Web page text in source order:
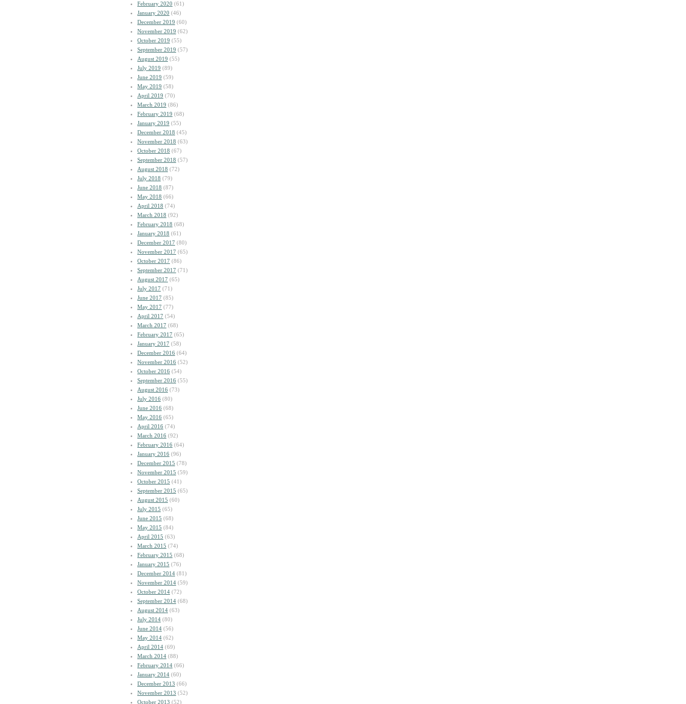
February 2020 (61)
January 2020 (46)
December 2019 (60)
November 2019 (62)
October 2019 (55)
September 2019 (57)
August 2019 (55)
July 2019 (89)
June 2019 (59)
May 2019 (58)
April 2019 (70)
March 2019 (86)
February 2019 (68)
January 2019 (55)
December 2018 (45)
November 2018 (63)
October 2018 (67)
September 2018 (57)
August 2018 (72)
July 2018 (79)
June 2018 (87)
May 2018 (66)
April 2018 (74)
March 2018 (92)
February 2018 (68)
January 2018 (61)
December 2017 (80)
November 2017 (65)
October 2017 (86)
September 2017 (71)
August 2017 (65)
July 2017 (71)
June 2017 (85)
May 2017 (77)
April 2017 (54)
March 2017 (68)
February 2017 (65)
January 2017 (58)
December 2016 (64)
November 2016 (52)
October 2016 (54)
September 2016 (55)
August 2016 (73)
July 2016 (80)
June 2016 (68)
May 2016 (65)
April 2016 (74)
March 2016 (92)
February 2016 (64)
January 2016 (96)
December 2015 (78)
November 2015 (59)
October 2015 (41)
September 2015 (65)
August 2015 (60)
July 2015 (65)
June 2015 (68)
May 2015 (84)
April 2015 (63)
March 2015 (74)
February 2015 (68)
January 2015 (76)
December 2014 (81)
November 2014 (59)
October 2014 (72)
September 2014 (68)
August 2014 (63)
July 2014 (80)
June 2014 (56)
May 2014 (62)
April 2014 (69)
March 2014 (88)
February 2014 (66)
January 2014 (60)
December 2013 (66)
November 2013 (52)
October 2013 (52)